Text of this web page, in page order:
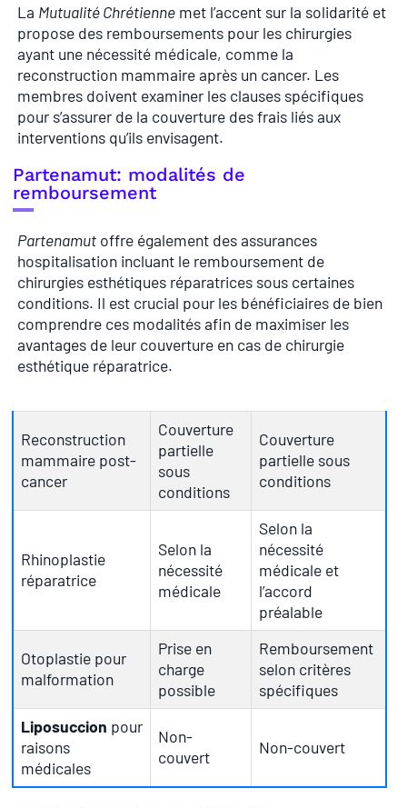
La Mutualité Chrétienne met l’accent sur la solidarité et
propose des remboursements pour les chirurgies
ayant une nécessité médicale, comme la
reconstruction mammaire après un cancer. Les
membres doivent examiner les clauses spécifiques
pour s’assurer de la couverture des frais liés aux
interventions qu’ils envisagent.
Partenamut: modalités de
remboursement
Partenamut offre également des assurances
hospitalisation incluant le remboursement de
chirurgies esthétiques réparatrices sous certaines
conditions. Il est crucial pour les bénéficiaires de bien
comprendre ces modalités afin de maximiser les
avantages de leur couverture en cas de chirurgie
esthétique réparatrice.
Reconstruction
mammaire post-
cancer
Couverture
partielle
sous
conditions
Couverture
partielle sous
conditions
Rhinoplastie
réparatrice
Selon la
nécessité
médicale
Selon la
nécessité
médicale et
l’accord
préalable
Otoplastie pour
malformation
Prise en
charge
possible
Remboursement
selon critères
spécifiques
Liposuccion pour
raisons
médicales
Non-
couvert
Non-couvert